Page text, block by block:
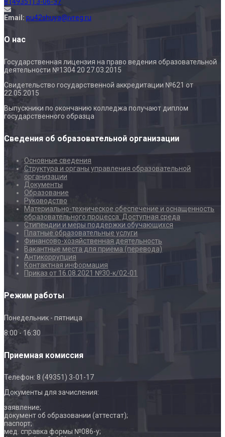
Email: pu42shuya@ivreg.ru
О нас
Государственная лицензия на право ведения образовательной
деятельности №1304 20 27.03.2015
Свидетельство государственной аккредитации №621 от
22.05.2015
Выпускники по окончанию колледжа получают диплом
государственного образца
Сведения об образовательной организации
Основные сведения
Структура и органы управления образовательной
организации
Документы
Образование
Руководство
Материально-техническое обеспечение и оснащенность
образовательного процесса. Доступная среда
Стипендии и меры поддержки обучающихся
Платные образовательные услуги
Финансово-хозяйственная деятельность
Вакантные места для приёма (перевода)
Антикоррупция
Контактная информация
Приказ от 16.08.2021 №30-к/02-01
Режим работы
Понедельник - пятница
8:00 - 16:30
Приемная комиссия
Телефон: 8 (49351) 3-01-17
Документы для зачисления:
заявление;
документ об образовании (аттестат);
паспорт;
мед. справка формы №086-у;